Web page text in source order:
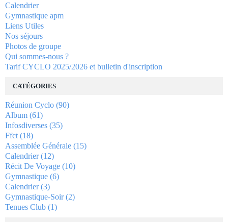
Calendrier
Gymnastique apm
Liens Utiles
Nos séjours
Photos de groupe
Qui sommes-nous ?
Tarif CYCLO 2025/2026 et bulletin d'inscription
CATÉGORIES
Réunion Cyclo (90)
Album (61)
Infosdiverses (35)
Ffct (18)
Assemblée Générale (15)
Calendrier(12)
Récit De Voyage (10)
Gymnastique (6)
Calendrier(3)
Gymnastique-Soir(2)
Tenues Club (1)